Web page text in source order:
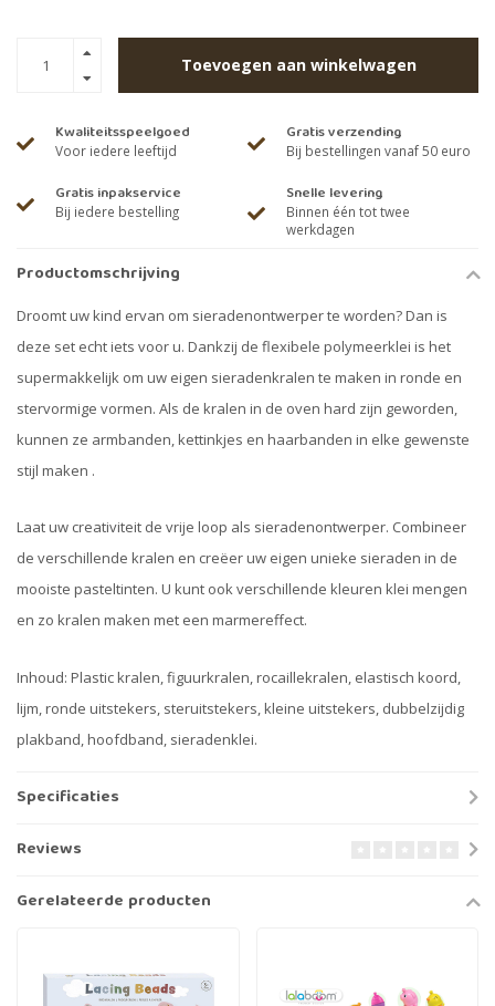
Toevoegen aan winkelwagen
Kwaliteitsspeelgoed
Voor iedere leeftijd
Gratis verzending
Bij bestellingen vanaf 50 euro
Gratis inpakservice
Bij iedere bestelling
Snelle levering
Binnen één tot twee
werkdagen
Productomschrijving
Droomt uw kind ervan om sieradenontwerper te worden? Dan is
deze set echt iets voor u. Dankzij de flexibele polymeerklei is het
supermakkelijk om uw eigen sieradenkralen te maken in ronde en
stervormige vormen. Als de kralen in de oven hard zijn geworden,
kunnen ze armbanden, kettinkjes en haarbanden in elke gewenste
stijl maken .
Laat uw creativiteit de vrije loop als sieradenontwerper. Combineer
de verschillende kralen en creëer uw eigen unieke sieraden in de
mooiste pasteltinten. U kunt ook verschillende kleuren klei mengen
en zo kralen maken met een marmereffect.
Inhoud: Plastic kralen, figuurkralen, rocaillekralen, elastisch koord,
lijm, ronde uitstekers, steruitstekers, kleine uitstekers, dubbelzijdig
plakband, hoofdband, sieradenklei.
Specificaties
Reviews
Gerelateerde producten